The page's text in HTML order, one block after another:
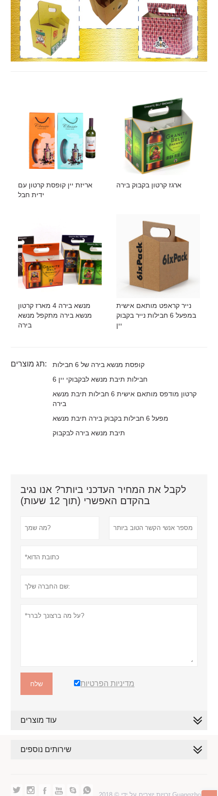
אריזת יין קופסת קרטון עם
ידית חבל
ארגז קרטון בקבוק בירה
מנשא בירה 4 מארז קרטון
מנשא בירה מתקפל מנשא
בירה
נייר קראפט מותאם אישית
במפעל 6 חבילות נייר בקבוק
יין
תג מוצרים:
קופסת מנשא בירה של 6 חבילות
6 חבילות תיבת מנשא לבקבוקי יין
קרטון מודפס מותאם אישית 6 חבילות תיבת מנשא
בירה
מפעל 6 חבילות בקבוק בירה תיבת מנשא
תיבת מנשא בירה לבקבוק
לקבל את המחיר העדכני ביותר? אנו נגיב
בהקדם האפשרי (תוך 12 שעות)
שלח מדיניות הפרטיות
עוד מוצרים
שירותים נוספים
     